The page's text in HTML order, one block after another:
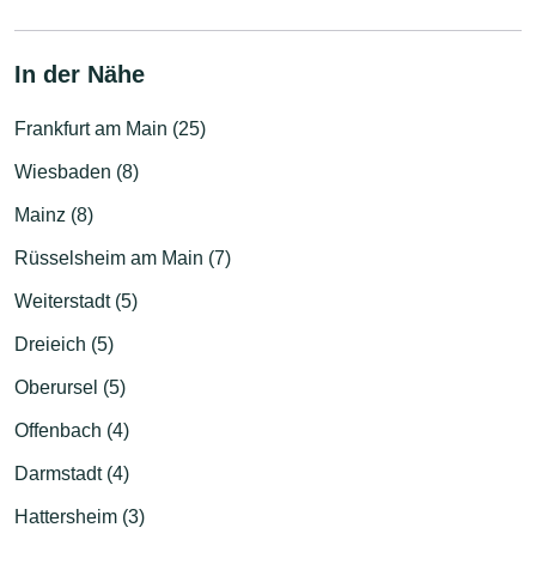
In der Nähe
Frankfurt am Main (25)
Wiesbaden (8)
Mainz (8)
Rüsselsheim am Main (7)
Weiterstadt (5)
Dreieich (5)
Oberursel (5)
Offenbach (4)
Darmstadt (4)
Hattersheim (3)